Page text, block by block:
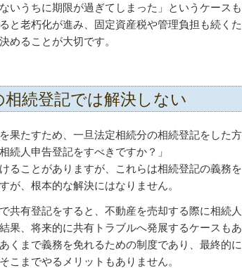
いうちに期限が過ぎてしまった」というケース
と老朽化が進み、固定資産税や管理負担も続く
めることが大切です。
相続登記では解決しない
果たすため、一旦法定相続分の相続登記をした
続人申告登記をすべきですか？」
ることがありますが、これらは相続登記の義務
が、根本的な解決にはなりません。
共有登記をすると、不動産を売却する際に相続
果、将来的に共有トラブルへ発展するケースもあ
くまで義務を免れるための制度であり、最終的
こまでやるメリットもありません。